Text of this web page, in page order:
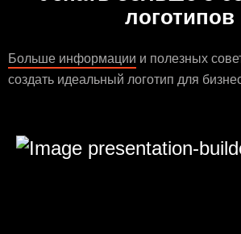
логотипов
Больше информации и полезных
создать идеальный логотип для